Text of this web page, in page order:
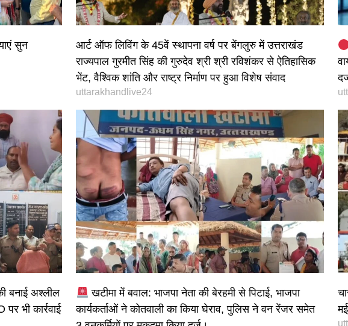
सुन
आर्ट ऑफ लिविंग के 45वें स्थापना वर्ष पर बेंगलुरु में उत्तराखंड
राज्यपाल गुरमीत सिंह की गुरुदेव श्री श्री रविशंकर से ऐतिहासिक
भेंट, वैश्विक शांति और राष्ट्र निर्माण पर हुआ विशेष संवाद
uttarakhandlive24
बनाई अश्लील
भी कार्रवाई
खटीमा में बवाल: भाजपा नेता की बेरहमी से पिटाई, भाजपा
कार्यकर्ताओं ने कोतवाली का किया घेराव, पुलिस ने वन रेंजर समेत